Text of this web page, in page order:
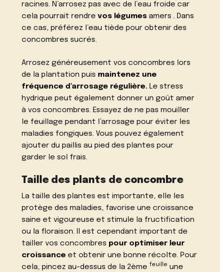
racines. N’arrosez pas avec de l’eau froide car
cela pourrait rendrevos légumes amers . Dans
ce cas, préférez l’eau tiède pour obtenir des
concombres sucrés.
Arrosez généreusement vos concombres lors
de la plantation puis maintenez une
fréquence d’arrosage régulière. Le stress
hydrique peut également donner un goût amer
à vos concombres. Essayez de ne pas mouiller
le feuillage pendant l’arrosage pour éviter les
maladies fongiques. Vous pouvez également
ajouter du paillis au pied des plantes pour
garder le sol frais.
Taille des plants de concombre
La taille des plantes est importante, elle les
protège des maladies, favorise une croissance
saine et vigoureuse et stimule la fructification
ou la floraison. Il est cependant important de
tailler vos concombres pour optimiser leur
croissance et obtenir une bonne récolte. Pour
cela, pincez au-dessus de la 2ème feuille une